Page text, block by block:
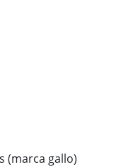
(marca gallo)